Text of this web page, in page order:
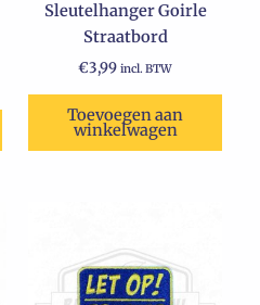
Sleutelhanger Goirle
Straatbord
€3,99 incl. BTW
Toevoegen aan
winkelwagen